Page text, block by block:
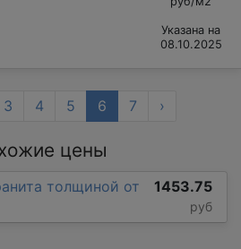
Указана на
08.10.2025
3 4 5 6 7 ›
цены
толщиной от
1453.75
руб